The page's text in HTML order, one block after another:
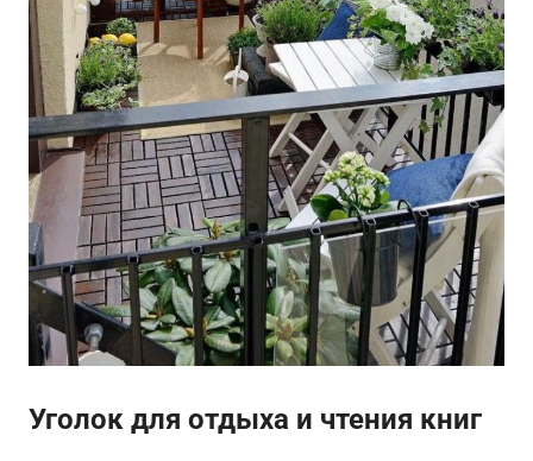
Уголок для отдыха и чтения книг